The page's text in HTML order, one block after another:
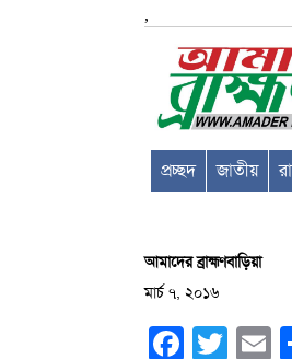
,
প্রচ্ছদ জাতীয়
আমাদের ব্রাহ্মণবাড়িয়া
মার্চ ৭, ২০১৬
Facebook
Twitter